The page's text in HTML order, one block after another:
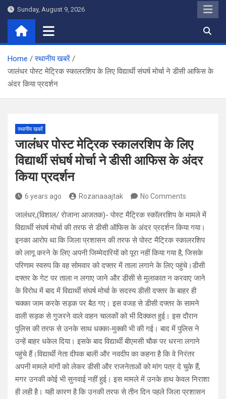
Skip
content
Sunday, August 9, 2026
Home
स्थानीय खबरें
जालंधर पोस्ट मेट्रिक स्कालरशिप के लिए विद्यार्थी संघर्ष मोर्चा ने डीसी आफिस के
अंदर किया प्रदर्शन
स्थानीय खबरें
जालंधर पोस्ट मेट्रिक स्कालरशिप के लिए
विद्यार्थी संघर्ष मोर्चा ने डीसी आफिस के अंदर
किया प्रदर्शन
6 years ago Rozanaaajtak No Comments
जालंधर,(विशाल/ रोजाना आजतक)- पोस्ट मैट्रिक स्कॉलरशिप के मामले में
विद्यार्थी संघर्ष मोर्चा की तरफ से डीसी ऑफिस के अंदर प्रदर्शन किया गया।
इनका आरोप था कि जिला प्रशासन की तरफ से पोस्ट मैट्रिक स्कालरशिप
को लागू करने के लिए अपनी जिम्मेदारियों को पूरा नहीं किया गया है, जिसके
परिणाम स्वरुप कि वह सोमवार को दफ्तर में ताला लगाने के लिए पहुंचे।डीसी
दफ्तर के गेट पर ताला न लगाए जाने और डीसी से मुलाकात न करवाए जाने
के विरोध में बाद में विद्यार्थी संघर्ष मोर्चा के सदस्य डीसी दफ्तर के बाहर ही
चक्का जाम करके सड़क पर बैठ गए। इस वजह से डीसी दफ्तर के सामने
वाली सड़क से गुजरने वाले वाहन चालकों को भी दिक्कत हुई। इस दौरान
पुलिस की तरफ से उनके साथ धक्का-मुक्की भी की गई। बाद में पुलिस ने
उन्हें बाहर धकेल दिया। इसके बाद विद्यार्थी बीएमसी चौक पर धरना लगाने
पहुंचे हैं।विद्यार्थी नेता दीपक बाली और नवदीप का कहना है कि वे निरंतर
अपनी मामले मांगों को लेकर डीसी और राजनेताओं को मांग पत्र दे चुके हैं,
मगर उनकी कोई भी सुनवाई नहीं हुई। इस मामले में उनके हाथ केवल निराशा
ही लही है। यही कारण है कि उनकी तरफ से तीन दिन पहले जिला प्रशासन